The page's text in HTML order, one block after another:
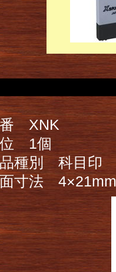
XNK
1個
種別 科目印
寸法 4×21mm